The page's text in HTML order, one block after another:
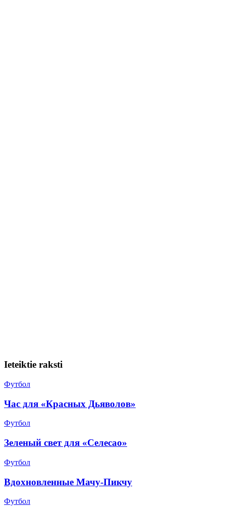
Ieteiktie raksti
Футбол
Час для «Красных Дьяволов»
Футбол
Зеленый свет для «Селесао»
Футбол
Вдохновленные Мачу-Пикчу
Футбол